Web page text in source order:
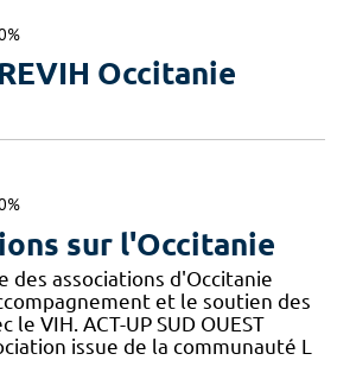
Occitanie
sur l'Occitanie
des associations d'Occitanie
et le soutien des
VIH. ACT-UP SUD OUEST
issue de la communauté L